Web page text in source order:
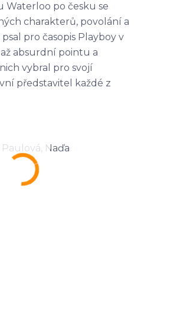
Waterloo po česku se
charakterů, povolání a
pro časopis Playboy v
absurdní pointu a
vybral pro svojí
představitel každé z
Naďa